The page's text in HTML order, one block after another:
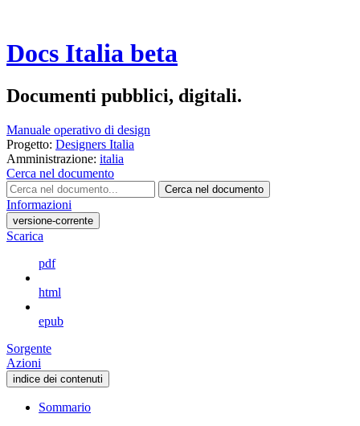
Docs Italia beta
Documenti pubblici, digitali.
Manuale operativo di design
Progetto: Designers Italia
Amministrazione: italia
Cerca nel documento
Cerca nel documento
Informazioni
versione-corrente
Scarica
pdf
html
epub
Sorgente
Azioni
indice dei contenuti
Sommario